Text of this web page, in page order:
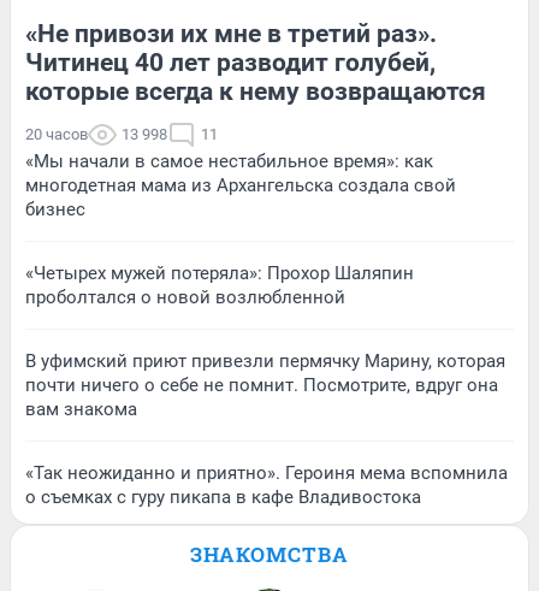
«Не привози их мне в третий раз».
Читинец 40 лет разводит голубей,
которые всегда к нему возвращаются
20 часов 13 998 11
«Мы начали в самое нестабильное время»: как
многодетная мама из Архангельска создала свой
бизнес
«Четырех мужей потеряла»: Прохор Шаляпин
проболтался о новой возлюбленной
В уфимский приют привезли пермячку Марину, которая
почти ничего о себе не помнит. Посмотрите, вдруг она
вам знакома
«Так неожиданно и приятно». Героиня мема вспомнила
о съемках с гуру пикапа в кафе Владивостока
ЗНАКОМСТВА